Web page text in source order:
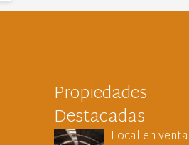
Propiedades
Destacadas
Local en